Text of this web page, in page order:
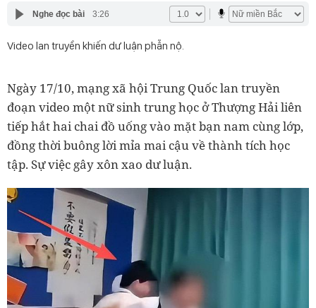
Nghe đọc bài 3:26
Video lan truyền khiến dư luận phẫn nộ.
Ngày 17/10, mạng xã hội Trung Quốc lan truyền
đoạn video một nữ sinh trung học ở Thượng Hải liên
tiếp hắt hai chai đồ uống vào mặt bạn nam cùng lớp,
đồng thời buông lời mỉa mai cậu về thành tích học
tập. Sự việc gây xôn xao dư luận.